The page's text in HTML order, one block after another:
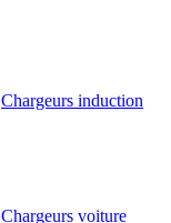
Chargeurs induction
Chargeurs voiture